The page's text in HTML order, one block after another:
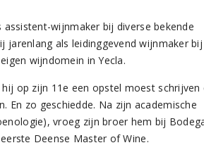
wijnmaker bij diverse bekende
jarenlang als leidinggevend wijnmaker
wijndomein in Yecla.
op zijn 11e een opstel moest schrijven
zo geschiedde. Na zijn academische
vroeg zijn broer hem bij
Deense Master of Wine.